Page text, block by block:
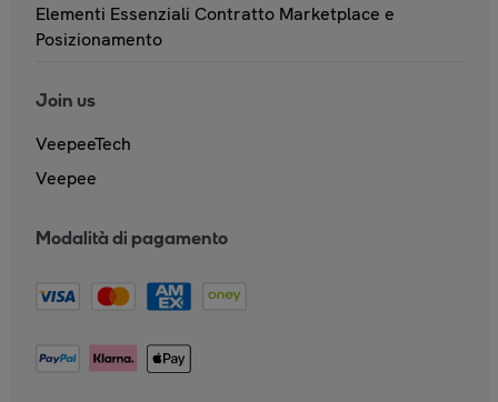
Elementi Essenziali Contratto Marketplace e
Posizionamento
Join us
VeepeeTech
Veepee
Modalità di pagamento